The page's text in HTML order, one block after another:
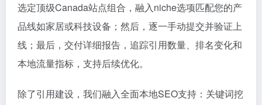
选定顶级Canada站点组合，融入niche选项匹配您的产
品线如家居或科技设备；然后，逐一手动提交并验证上
线；最后，交付详细报告，追踪引用数量、排名变化和
本地流量指标，支持后续优化。
除了引用建设，我们融入全面本地SEO支持：关键词挖